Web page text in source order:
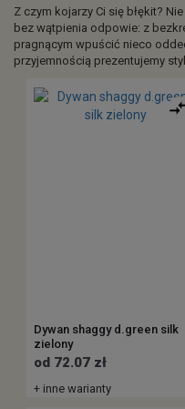
Z czym kojarzy Ci się błękit?
bez wątpienia odpowie: z
pragnącym wpuścić nieco
przyjemnością prezentujemy
Dywan shaggy d.green silk
zielony
od 72.07 zł
+ inne warianty